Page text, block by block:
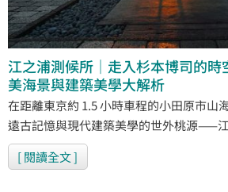
江之浦測候所｜走入杉本博司的
美海景與建築美學大解析
在距離東京約 1.5 小時車程的小田原市山
遠古記憶與現代建築美學的世外桃源——
Observatory）。 這座由日本當代攝影與當代藝術大師杉本博司
耗時二十年打造的複合式藝術園區，不僅
[ 閱讀全文 ]